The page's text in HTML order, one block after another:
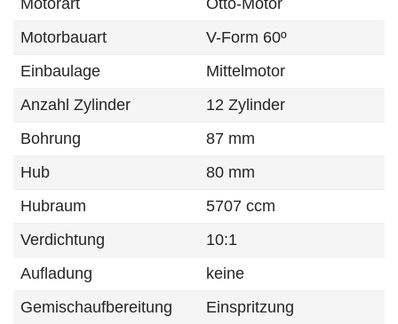
Motorart
Otto-Motor
Motorbauart
V-Form 60º
Einbaulage
Mittelmotor
Anzahl Zylinder
12 Zylinder
Bohrung
87 mm
Hub
80 mm
Hubraum
5707 ccm
Verdichtung
10:1
Aufladung
keine
Gemischaufbereitung
Einspritzung